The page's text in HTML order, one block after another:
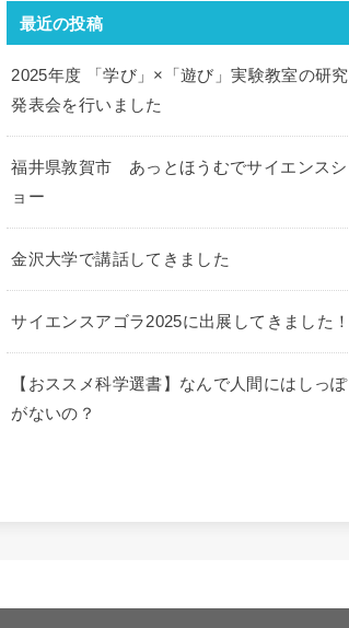
最近の投稿
2025年度 「学び」×「遊び」実験教室の研究
発表会を行いました
福井県敦賀市 あっとほうむでサイエンスシ
ョー
金沢大学で講話してきました
サイエンスアゴラ2025に出展してきました！
【おススメ科学選書】なんで人間にはしっぽ
がないの？